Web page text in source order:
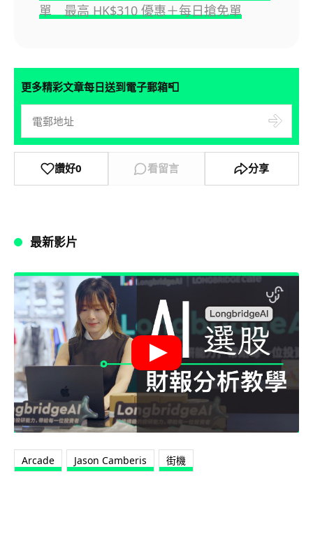
單 最高 HK$310 優惠＋每日搶免單
更多精彩文章每日送到電子郵箱📮
讚好0 看留言 分享
最新影片
Arcade Jason Camberis 街機